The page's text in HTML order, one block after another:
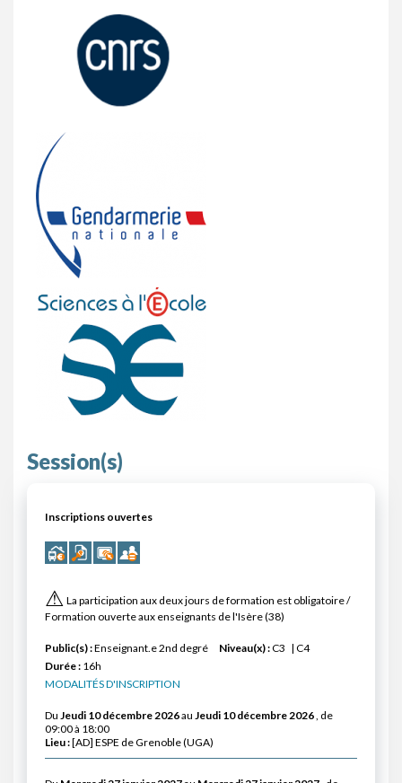
Session(s)
Inscriptions ouvertes
⚠ La participation aux deux jours de formation est obligatoire /
Formation ouverte aux enseignants de l'Isère (38)
Public(s) :Enseignant.e 2nd degré Niveau(x) :C3
C4
Durée : 16h
MODALITÉS D'INSCRIPTION
Du Jeudi 10 décembre 2026au Jeudi 10 décembre 2026, de
09:00 à 18:00
Lieu :[AD] ESPE de Grenoble (UGA)